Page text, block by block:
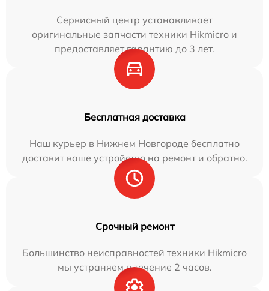
Сервисный центр устанавливает
оригинальные запчасти техники Hikmicro и
предоставляет гарантию до 3 лет.
Бесплатная доставка
Наш курьер в Нижнем Новгороде бесплатно
доставит ваше устройство на ремонт и обратно.
Срочный ремонт
Большинство неисправностей техники Hikmicro
мы устраняем в течение 2 часов.